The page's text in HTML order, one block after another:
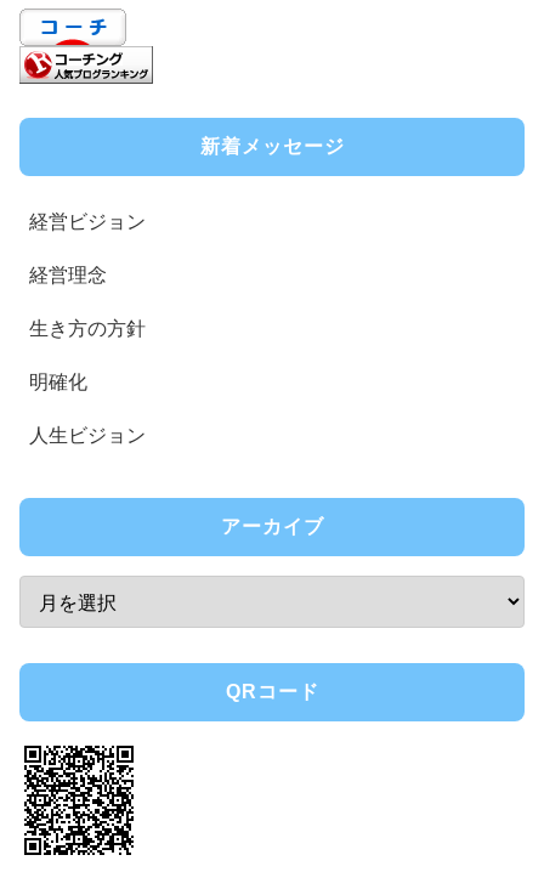
新着メッセージ
経営ビジョン
経営理念
生き方の方針
明確化
人生ビジョン
アーカイブ
QRコード